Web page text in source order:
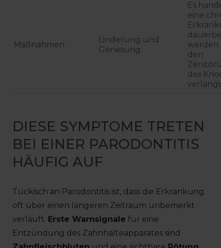
Maßnahmen
Linderung und
Genesung
Es
eine
werden
den
des
DIESE SYMPTOME TRETEN
BEI EINER PARODONTITIS
HÄUFIG AUF
Tückisch an Parodontitis ist, dass die Erkrankung
oft über einen längeren Zeitraum unbemerkt
verläuft. Erste Warnsignale für eine
Entzündung des Zahnhalteapparates sind